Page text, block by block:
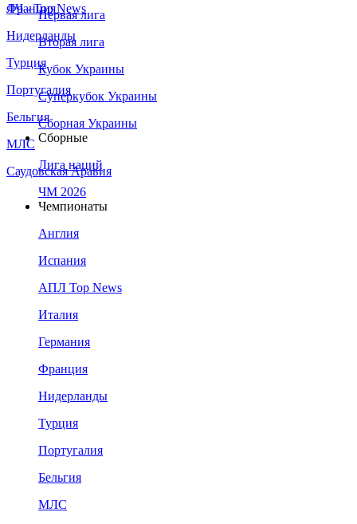
Франция
Нидерланды
Турция
Португалия
Бельгия
МЛС
Саудовская Аравия
ЛЧ - Top News
Первая лига
Вторая лига
Кубок Украины
Суперкубок Украины
Сборная Украины
Сборные
Лига наций
ЧМ 2026
Чемпионаты
Англия
Испания
АПЛ Top News
Италия
Германия
Франция
Нидерланды
Турция
Португалия
Бельгия
МЛС